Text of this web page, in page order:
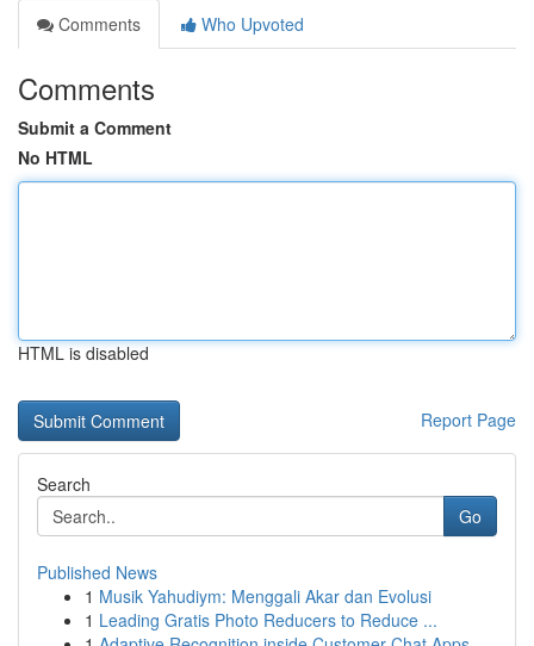
Comments
Who Upvoted
Comments
Submit a Comment
No HTML
HTML is disabled
Report Page
Search
Go
Published News
1 Musik Yahudiym: Menggali Akar dan Evolusi
1 Leading Gratis Photo Reducers to Reduce ...